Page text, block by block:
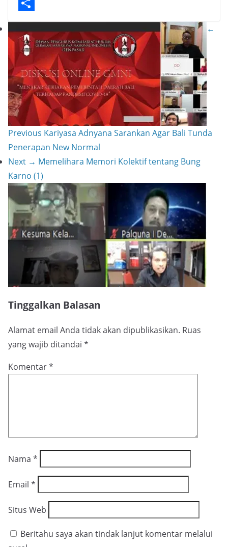
p
t
e
r
e
t
i
l
p
y
L
n
k
S
h
a
r
e
←
Previous Kariyasa Adnyana Sarankan Agar Bali Tunda
Penerapan New Normal
Next → Memelihara Memori Kolektif tentang Bung
Karno (1)
Tinggalkan Balasan
Alamat email Anda tidak akan dipublikasikan. Ruas
yang wajib ditandai *
Komentar*
Nama *
Email *
Situs Web
Beritahu saya akan tindak lanjut komentar melalui